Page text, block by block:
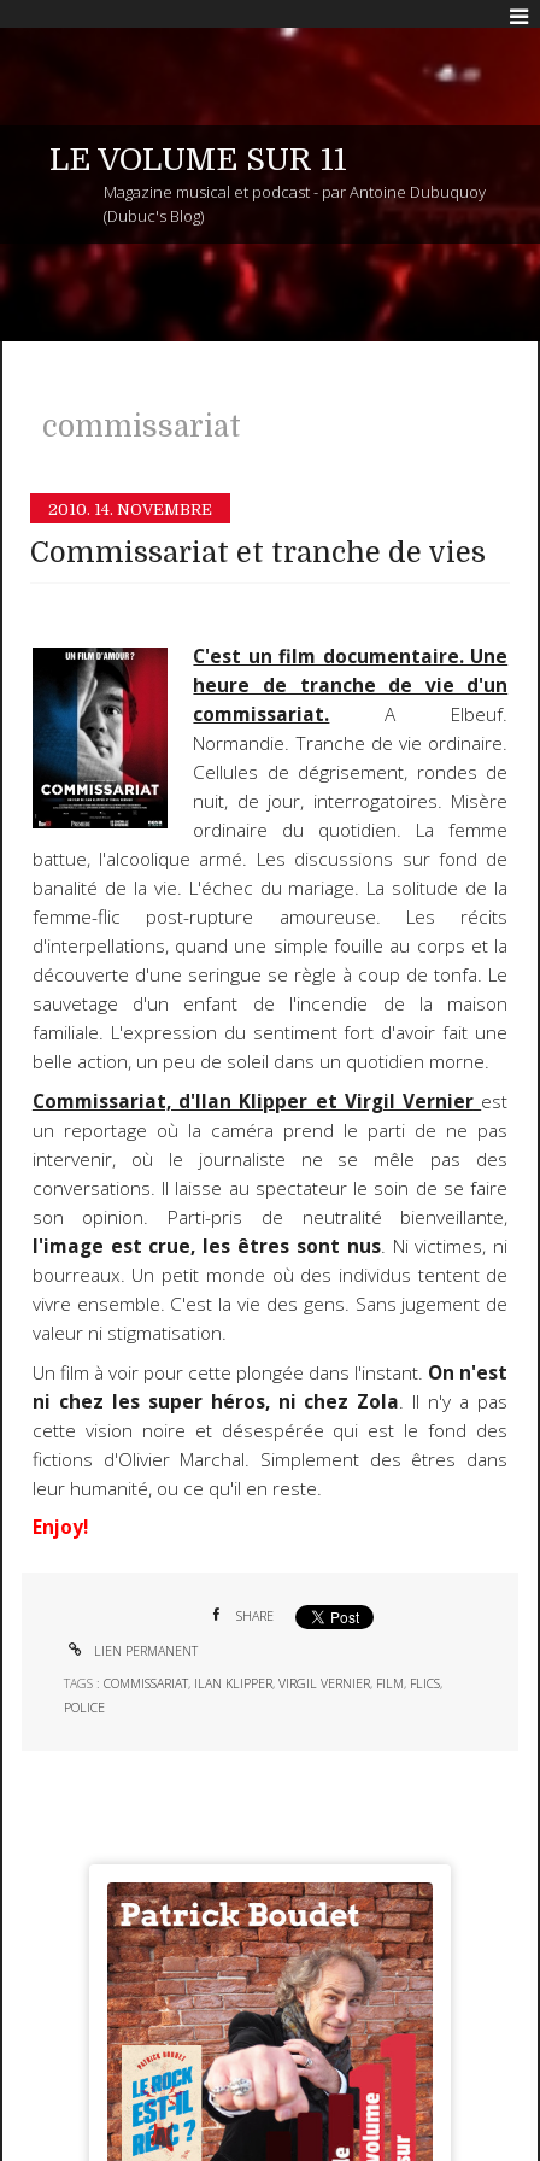
LE VOLUME SUR 11
Magazine musical et podcast - par Antoine Dubuquoy
(Dubuc's Blog)
commissariat
2010. 14. NOVEMBRE
Commissariat et tranche de vies
C'est un film documentaire. Une
heure de tranche de vie d'un
commissariat. A Elbeuf.
Normandie. Tranche de vie ordinaire.
Cellules de dégrisement, rondes de
nuit, de jour, interrogatoires. Misère
ordinaire du quotidien. La femme
battue, l'alcoolique armé. Les discussions sur fond de
banalité de la vie. L'échec du mariage. La solitude de la
femme-flic post-rupture amoureuse. Les récits
d'interpellations, quand une simple fouille au corps et la
découverte d'une seringue se règle à coup de tonfa. Le
sauvetage d'un enfant de l'incendie de la maison
familiale. L'expression du sentiment fort d'avoir fait une
belle action, un peu de soleil dans un quotidien morne.
Commissariat, d'Ilan Klipper et Virgil Vernier est
un reportage où la caméra prend le parti de ne pas
intervenir, où le journaliste ne se mêle pas des
conversations. Il laisse au spectateur le soin de se faire
son opinion. Parti-pris de neutralité bienveillante,
l'image est crue, les êtres sont nus. Ni victimes, ni
bourreaux. Un petit monde où des individus tentent de
vivre ensemble. C'est la vie des gens. Sans jugement de
valeur ni stigmatisation.
Un film à voir pour cette plongée dans l'instant. On n'est
ni chez les super héros, ni chez Zola. Il n'y a pas
cette vision noire et désespérée qui est le fond des
fictions d'Olivier Marchal. Simplement des êtres dans
leur humanité, ou ce qu'il en reste.
Enjoy!
SHARE
LIEN PERMANENT
TAGS :COMMISSARIAT, ILAN KLIPPER,VIRGIL VERNIER, FILM, FLICS,
POLICE